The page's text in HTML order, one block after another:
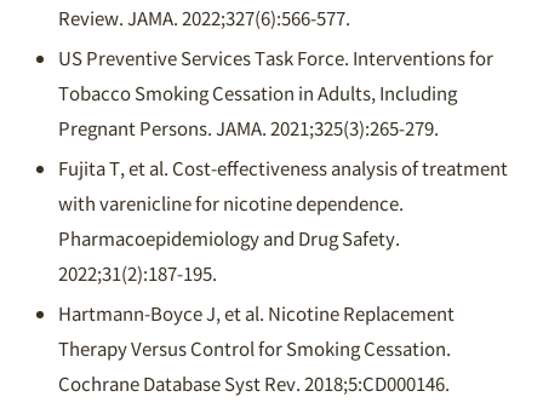
Review. JAMA. 2022;327(6):566-577.
US Preventive Services Task Force. Interventions for
Tobacco Smoking Cessation in Adults, Including
Pregnant Persons. JAMA. 2021;325(3):265-279.
Fujita T, et al. Cost-effectiveness analysis of treatment
with varenicline for nicotine dependence.
Pharmacoepidemiology and Drug Safety.
2022;31(2):187-195.
Hartmann-Boyce J, et al. Nicotine Replacement
Therapy Versus Control for Smoking Cessation.
Cochrane Database Syst Rev. 2018;5:CD000146.